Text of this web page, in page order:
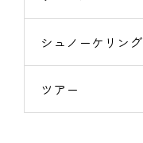
シュノーケリング
ツアー